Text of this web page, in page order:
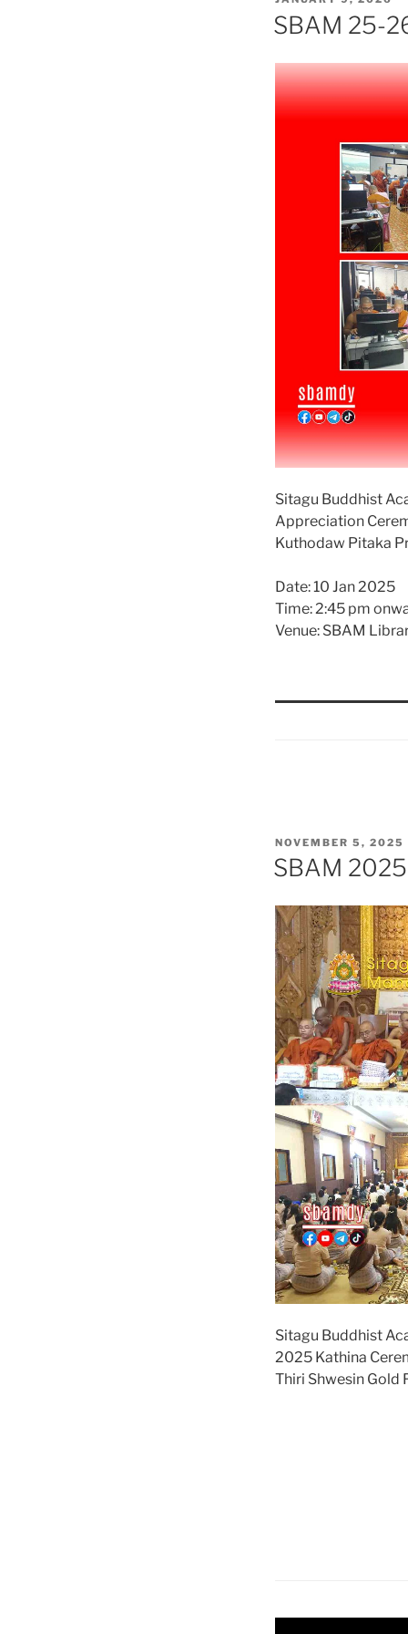
ON
SBAM 25-
Sitagu Buddhist
Appreciation
Kuthodaw Pitaka
Date: 10 Jan 2025
Time: 2:45 pm
Venue: SBAM
POSTED
ON
NOVEMBER 5, 2025
SBAM
Sitagu Buddhist
2025 Kathina
Thiri Shwesin Gold